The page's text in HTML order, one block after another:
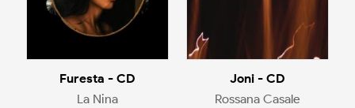
Furesta - CD
La Nina
Joni - CD
Rossana Casale